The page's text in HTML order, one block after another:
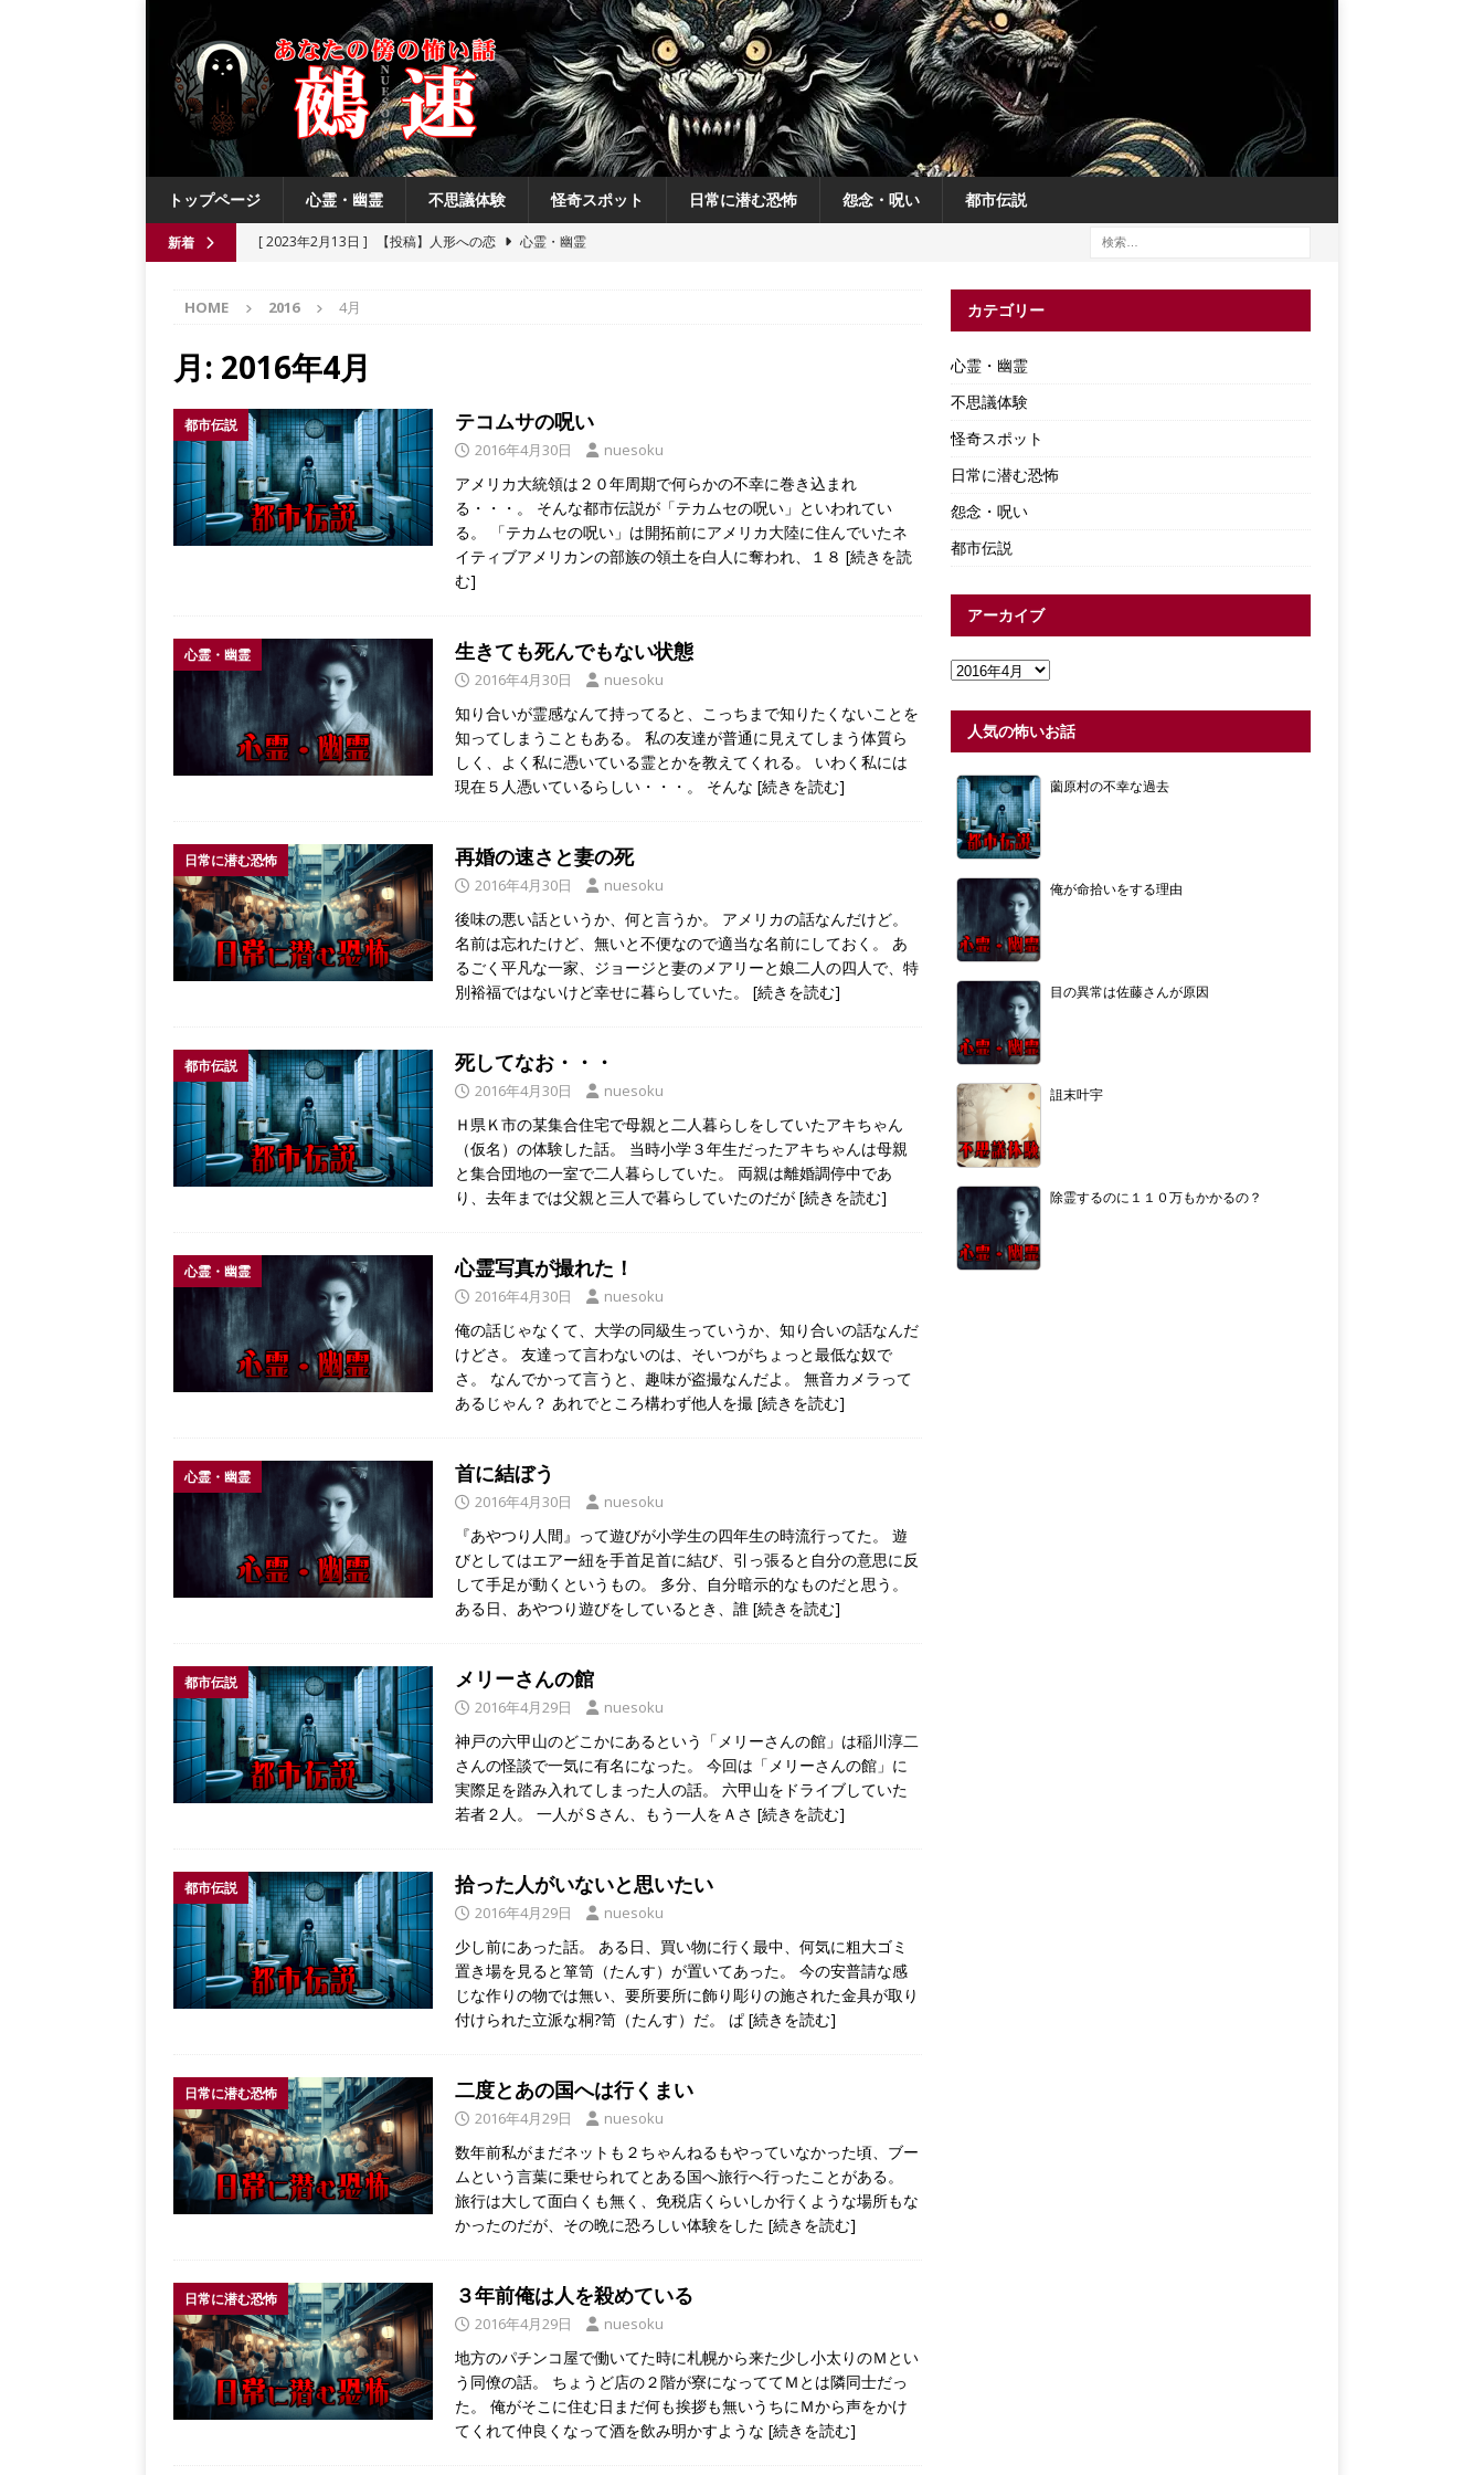
トップページ 心霊・幽霊 不思議体験 怪奇スポット 日常に潜む恐怖 怨念・呪い 都市伝説
新着 [ 2023年2月13日 ] 【投稿】人形への恋
心霊・幽霊
[ 2021年6月13日 ]
[ 2021年6月13日 ]
HOME 2016 4月
月: 2016年4月
都市伝説 テコムサの呪い
2016年4月30日 nuesoku
アメリカ大統領は２０年周期で何らかの不幸に巻き込まれ
る・・・。 そんな都市伝説が「テカムセの呪い」といわれてい
る。 「テカムセの呪い」は開拓前にアメリカ大陸に住んでいたネ
イティブアメリカンの部族の領土を白人に奪われ、１８ [続きを読
む]
心霊・幽霊 生きても死んでもない状態
2016年4月30日 nuesoku
知り合いが霊感なんて持ってると、こっちまで知りたくないことを
知ってしまうこともある。 私の友達が普通に見えてしまう体質ら
しく、よく私に憑いている霊とかを教えてくれる。 いわく私には
現在５人憑いているらしい・・・。 そんな [続きを読む]
日常に潜む恐怖 再婚の速さと妻の死
2016年4月30日 nuesoku
後味の悪い話というか、何と言うか。 アメリカの話なんだけど。
名前は忘れたけど、無いと不便なので適当な名前にしておく。 あ
るごく平凡な一家、ジョージと妻のメアリーと娘二人の四人で、特
別裕福ではないけど幸せに暮らしていた。 [続きを読む]
都市伝説 死してなお・・・
2016年4月30日 nuesoku
Ｈ県Ｋ市の某集合住宅で母親と二人暮らしをしていたアキちゃん
（仮名）の体験した話。 当時小学３年生だったアキちゃんは母親
と集合団地の一室で二人暮らしていた。 両親は離婚調停中であ
り、去年までは父親と三人で暮らしていたのだが [続きを読む]
心霊・幽霊 心霊写真が撮れた！
2016年4月30日 nuesoku
俺の話じゃなくて、大学の同級生っていうか、知り合いの話なんだ
けどさ。 友達って言わないのは、そいつがちょっと最低な奴で
さ。 なんでかって言うと、趣味が盗撮なんだよ。 無音カメラって
あるじゃん？ あれでところ構わず他人を撮 [続きを読む]
心霊・幽霊 首に結ぼう
2016年4月30日 nuesoku
『あやつり人間』って遊びが小学生の四年生の時流行ってた。 遊
びとしてはエアー紐を手首足首に結び、引っ張ると自分の意思に反
して手足が動くというもの。 多分、自分暗示的なものだと思う。
ある日、あやつり遊びをしているとき、誰 [続きを読む]
都市伝説 メリーさんの館
2016年4月29日 nuesoku
神戸の六甲山のどこかにあるという「メリーさんの館」は稲川淳二
さんの怪談で一気に有名になった。 今回は「メリーさんの館」に
実際足を踏み入れてしまった人の話。 六甲山をドライブしていた
若者２人。 一人がＳさん、もう一人をＡさ [続きを読む]
都市伝説 拾った人がいないと思いたい
2016年4月29日 nuesoku
少し前にあった話。 ある日、買い物に行く最中、何気に粗大ゴミ
置き場を見ると箪笥（たんす）が置いてあった。 今の安普請な感
じな作りの物では無い、要所要所に飾り彫りの施された金具が取り
付けられた立派な桐?笥（たんす）だ。 ぱ [続きを読む]
日常に潜む恐怖 二度とあの国へは行くまい
2016年4月29日 nuesoku
数年前私がまだネットも２ちゃんねるもやっていなかった頃、ブー
ムという言葉に乗せられてとある国へ旅行へ行ったことがある。
旅行は大して面白くも無く、免税店くらいしか行くような場所もな
かったのだが、その晩に恐ろしい体験をした [続きを読む]
日常に潜む恐怖 ３年前俺は人を殺めている
2016年4月29日 nuesoku
地方のパチンコ屋で働いてた時に札幌から来た少し小太りのＭとい
う同僚の話。 ちょうど店の２階が寮になっててＭとは隣同士だっ
た。 俺がそこに住む日まだ何も挨拶も無いうちにＭから声をかけ
てくれて仲良くなって酒を飲み明かすような [続きを読む]
カテゴリー
心霊・幽霊
不思議体験
怪奇スポット
日常に潜む恐怖
怨念・呪い
都市伝説
アーカイブ
人気の怖いお話
薗原村の不幸な過去
俺が命拾いをする理由
目の異常は佐藤さんが原因
詛末叶宇
除霊するのに１１０万もかかるの？